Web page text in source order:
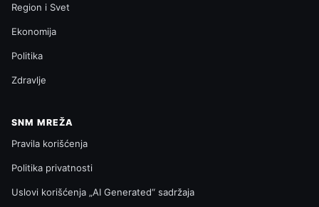
Region i Svet
Ekonomija
Politika
Zdravlje
SNM MREŽA
Pravila korišćenja
Politika privatnosti
Uslovi korišćenja „AI Generated“ sadržaja